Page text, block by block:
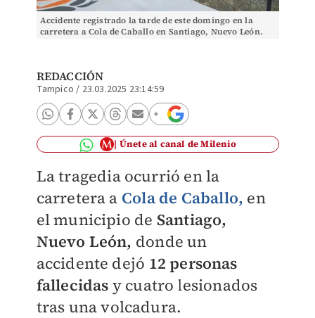
Accidente registrado la tarde de este domingo en la
carretera a Cola de Caballo en Santiago, Nuevo León.
REDACCIÓN
Tampico / 23.03.2025 23:14:59
Únete al canal de Milenio
La tragedia ocurrió en la
carretera a Cola de Caballo, en
el municipio de Santiago,
Nuevo León, donde un
accidente dejó 12 personas
fallecidas y cuatro lesionados
tras una volcadura.